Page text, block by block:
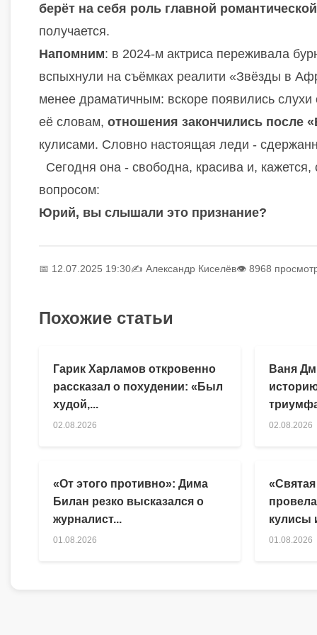
берёт на себя роль главной
получается.
Напомним: в 2024-м актриса переживала
вспыхнули на съёмках реалити «Звёзды в
менее драматичным: вскоре появились
её словам, отношения закончились после
кулисами. Словно настоящая леди -
Сегодня она - свободна, красива и,
вопросом:
Юрий, вы слышали это признание?
📅 12.07.2025 19:30✍️ Александр Киселёв👁 8968
Похожие статьи
Гарик Харламов откровенно
рассказал о похудении: «Был
худой,...
02.08.2026
Ваня
02.08.2026
«От этого противно»: Дима
Билан резко высказался о
журналист...
01.08.2026
кулисы
01.08.2026